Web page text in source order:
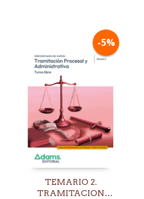
-5%
TEMARIO 2.
TRAMITACION